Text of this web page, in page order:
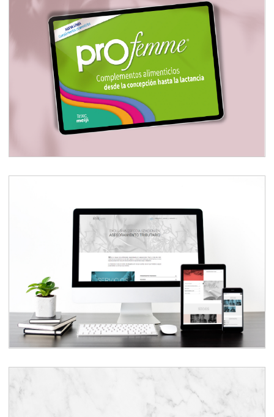
Profemme, diseño App
Web RSR Asesores